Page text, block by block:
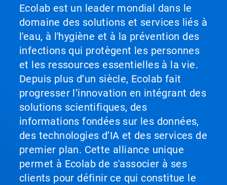
Ecolab est un leader mondial dans le
domaine des solutions et services liés à
l'eau, à l'hygiène et à la prévention des
infections qui protègent les personnes
et les ressources essentielles à la vie.
Depuis plus d’un siècle, Ecolab fait
progresser l’innovation en intégrant des
solutions scientifiques, des
informations fondées sur les données,
des technologies d’IA et des services de
premier plan. Cette alliance unique
permet à Ecolab de s'associer à ses
clients pour définir ce qui constitue le